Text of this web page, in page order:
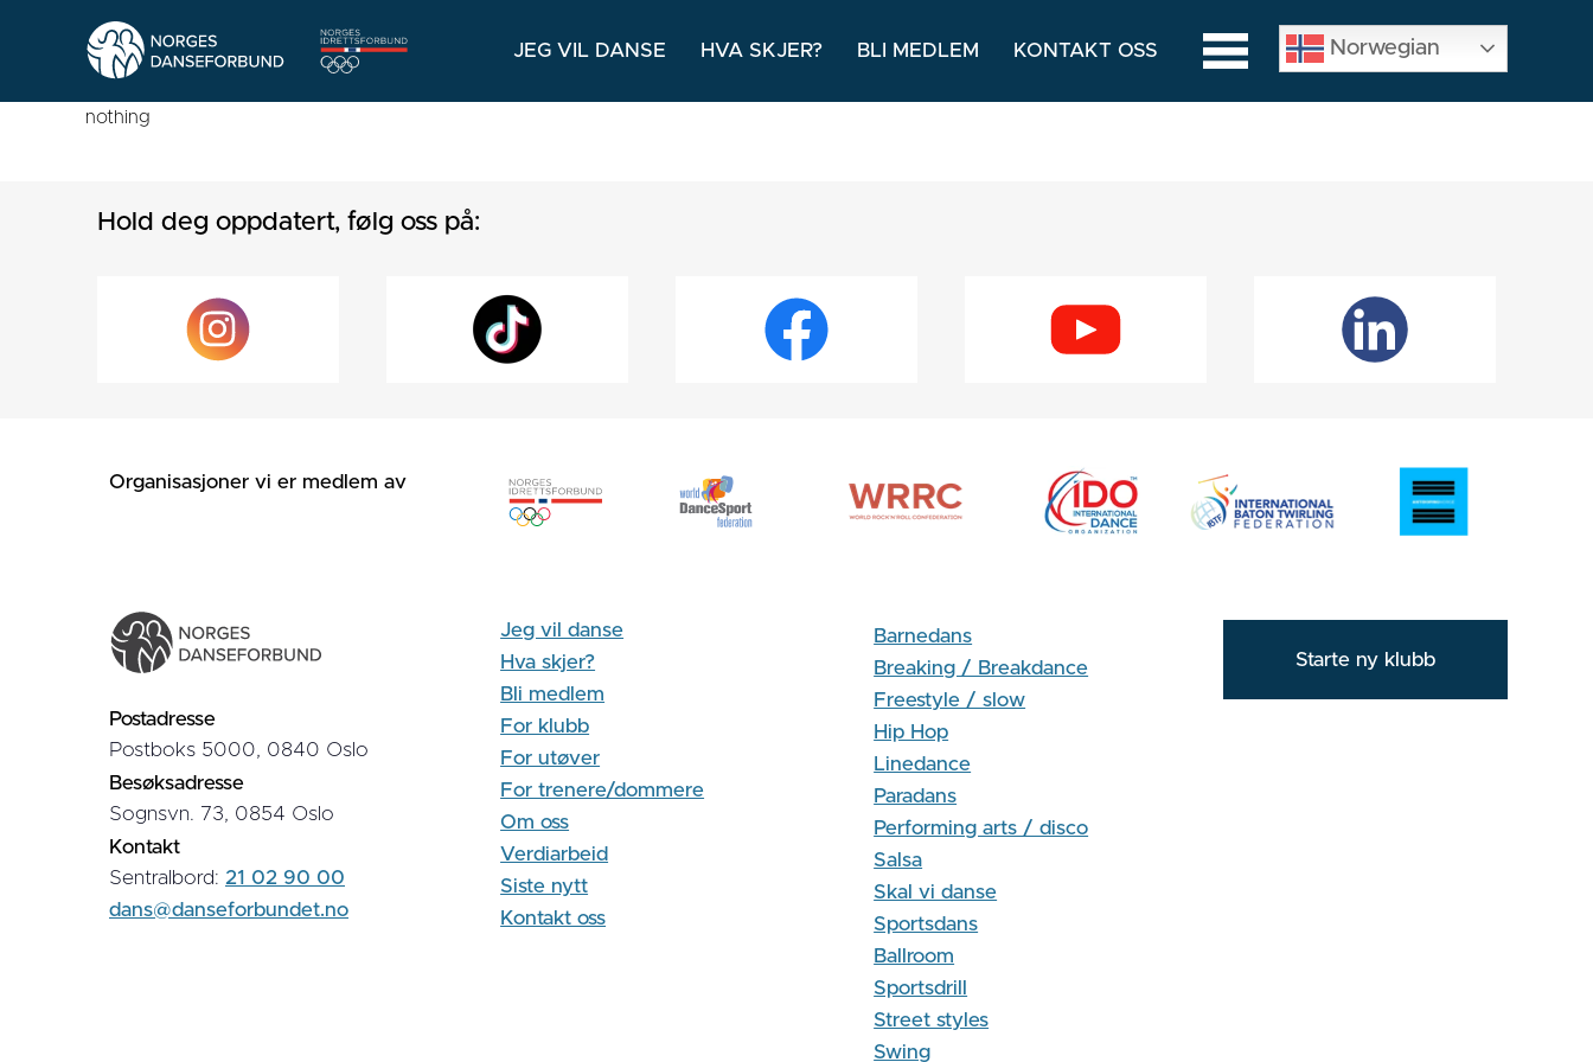
JEG VIL DANSE HVA SKJER? BLI MEDLEM KONTAKT OSS Norwegian
nothing
Hold deg oppdatert, følg oss på:
Organisasjoner vi er medlem av
Postadresse
Postboks 5000, 0840 Oslo
Besøksadresse
Sognsvn. 73, 0854 Oslo
Kontakt
Sentralbord: 21 02 90 00
dans@danseforbundet.no
Jeg vil danse
Hva skjer?
Bli medlem
For klubb
For utøver
For trenere/dommere
Om oss
Verdiarbeid
Siste nytt
Kontakt oss
Barnedans
Breaking / Breakdance
Freestyle / slow
Hip Hop
Linedance
Paradans
Performing arts / disco
Salsa
Skal vi danse
Sportsdans
Ballroom
Sportsdrill
Street styles
Swing
Starte ny klubb